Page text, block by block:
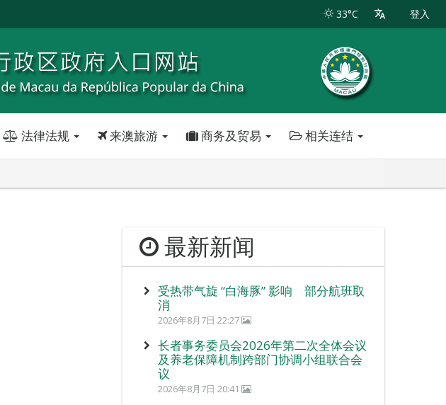
33°C 登入
法律法规 来澳旅游 商务及贸易 相关连结
最新新闻
受热带气旋 “白海豚” 影响 部分航班取
消
2026年8月7日 22:27
长者事务委员会2026年第二次全体会议
及养老保障机制跨部门协调小组联合会
议
2026年8月7日 20:41